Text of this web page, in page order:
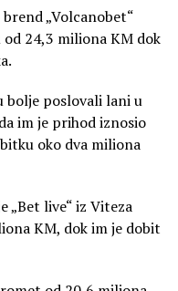
„Volcanobet“
24,3 miliona KM dok
poslovali lani u
im je prihod iznosio
oko dva miliona
„Bet live“ iz Viteza
KM, dok im je dobit